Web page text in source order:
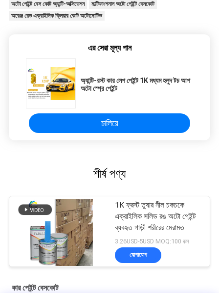
অটো পেইন্ট বেস কোট অ্যান্টি-অক্সিডেশন
মাল্টিফাংশনাল অটো পেইন্ট বেসকোট
অরেঞ্জ রেড এক্রাইলিক ক্লিয়ার কোট অটোমোটিভ
এর সেরা মূল্য পান
অ্যান্টি-রস্ট কার লেপ পেইন্ট 1K মধ্যম হলুদ টচ আপ
অটো স্প্রে পেইন্ট
চালিয়ে
শীর্ষ পণ্য
1K ফ্রস্ট তুষার নীল চকচকে
এক্রাইলিক সলিড রঙ অটো পেইন্ট
ব্যবহৃত গাড়ী শরীরের মেরামত
3.26USD-5USD MOQ:100 বক্স
যোগাযোগ
কার পেইন্ট বেসকোট